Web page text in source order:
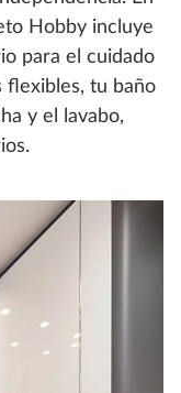
Hobby incluye
para el cuidado
flexibles, tu baño
y el lavabo,